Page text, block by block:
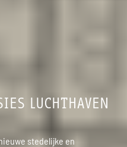
LUCHTHAVEN
stedelijke en